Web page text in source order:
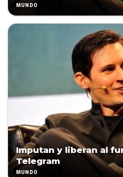
MUNDO
Imputan y liberan al
Telegram
MUNDO